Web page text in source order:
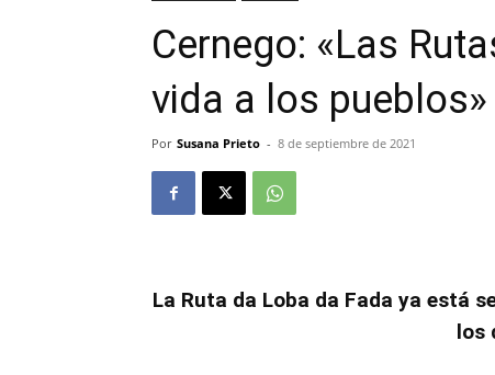
Cernego: «Las
vida a los pueblos»
Por Susana Prieto - 8 de septiembre de 2021
La Ruta da Loba da Fada ya está
los